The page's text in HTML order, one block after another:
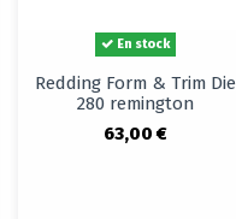
En stock
Redding Form & Trim Die
280 remington
63,00 €